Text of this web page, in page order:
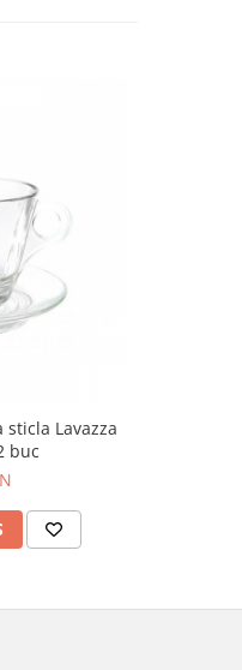
Lavazza
buc